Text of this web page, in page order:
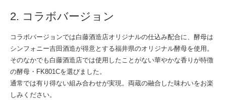
2. コラボバージョン
コラボバージョンでは白藤酒造店オリジナルの仕込み配合に、酵母は
シンフォニー吉田酒造が得意とする福井県のオリジナル酵母を使用。
そのなかでも白藤酒造店では使用したことがない華やかな香りが特徴
の酵母・FK801Cを選びました。
通常では有り得ない組み合わせが実現。両蔵の融合した味わいをお楽
しみください。